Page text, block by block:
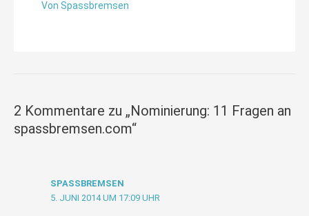
Von Spassbremsen
2 Kommentare zu „Nominierung: 11 Fragen an
spassbremsen.com“
SPASSBREMSEN
5. JUNI 2014 UM 17:09 UHR